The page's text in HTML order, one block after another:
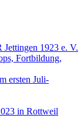
1923 e. V.
Fortbildung,
ersten Juli-
in Rottweil